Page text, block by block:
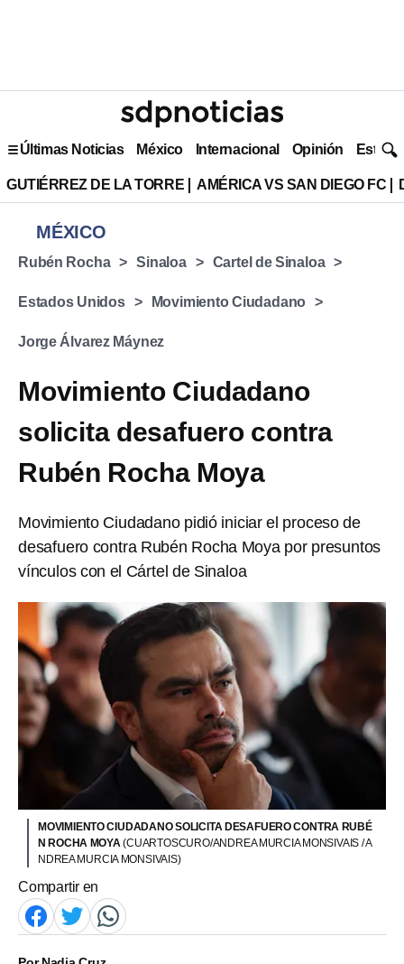
Últimas Noticias México Internacional Opinión Estilo
GUTIÉRREZ DE LA TORRE AMÉRICA VS SAN DIEGO FC
MÉXICO
Rubén Rocha Sinaloa Cartel de Sinaloa
Estados Unidos Movimiento Ciudadano
Jorge Álvarez Máynez
Movimiento Ciudadano
solicita desafuero contra
Rubén Rocha Moya
Movimiento Ciudadano pidió iniciar el proceso de
desafuero contra Rubén Rocha Moya por presuntos
vínculos con el Cártel de Sinaloa
MOVIMIENTO CIUDADANO SOLICITA DESAFUERO CONTRA RUBÉ
N ROCHA MOYA(CUARTOSCURO/ANDREA MURCIA MONSIVAIS / A
NDREA MURCIA MONSIVAIS)
Compartir en